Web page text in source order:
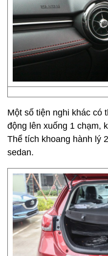
Một số tiện nghi khác có
động lên xuống 1 chạm,
Thể tích khoang hành lý
sedan.